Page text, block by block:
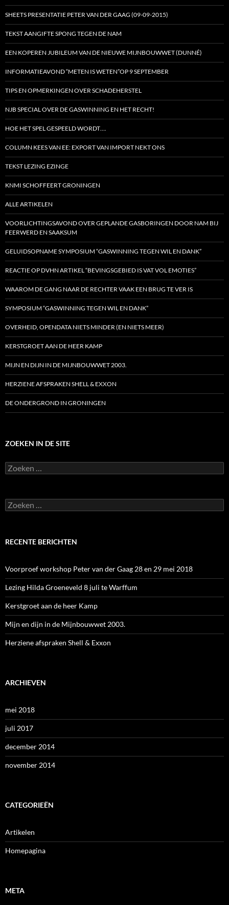
SHEETS PRESENTATIE PETER VAN DER GAAG (09-09-2015)
TEKST AANGIFTE SPONG TEGEN DE NAM
EEN KOPEREN JUBILEUM VAN DE NIEUWE MIJNBOUWWET (DUNNÉ)
INFORMATIEAVOND “METEN IS WETEN”OP 9 SEPTEMBER
TIPS EN OPMERKINGEN OVER SCHADEHERSTEL
NJB SPECIAL OVER DE GASWINNING EN HET RECHT!
HOE HET SPEL GESPEELD WORDT….
COLUMN KEES VAN EE: EXPORT VAN IMPORT NEKT ONS
TEKST LEZING EZINGE
KNMI SCHOFFEERT GRONINGEN
ALLE ARTIKELEN
VOORLICHTINGSAVOND OVER GEPLANDE GASBORINGEN DOOR NAM BIJ
FEERWERD EN SAAKSUM
GELUIDSOPNAME SYMPOSIUM “GASWINNING TEGEN WIL EN DANK”
REACTIE OP DVHN ARTIKEL “BEVINGSGEBIED IS VAT VOL EMOTIES”
WAAROM DE GANG NAAR DE RECHTER VAAK EEN BRUG TE VER IS
SYMPOSIUM “GASWINNING TEGEN WIL EN DANK”
OVERHEID, OPENDATA NIETS MINDER (EN NIETS MEER)
KERSTGROET AAN DE HEER KAMP
MIJN EN DIJN IN DE MIJNBOUWWET 2003.
HERZIENE AFSPRAKEN SHELL & EXXON
DE ONDERGROND IN GRONINGEN
ZOEKEN IN DE SITE
Zoeken
naar:
Zoeken
naar:
RECENTE BERICHTEN
Voorproef workshop Peter van der Gaag 28 en 29 mei 2018
Lezing Hilda Groeneveld 8 juli te Warffum
Kerstgroet aan de heer Kamp
Mijn en dijn in de Mijnbouwwet 2003.
Herziene afspraken Shell & Exxon
ARCHIEVEN
mei 2018
juli 2017
december 2014
november 2014
CATEGORIEËN
Artikelen
Homepagina
META